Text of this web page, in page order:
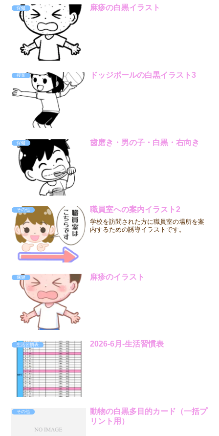
保健 麻疹の白黒イラスト
授業 ドッジボールの白黒イラスト3
保健 歯磨き・男の子・白黒・右向き
その他 職員室への案内イラスト2
学校を訪問された方に職員室の場所を案
内するための誘導イラストです。
保健 麻疹のイラスト
生活習慣表 2026-6月-生活習慣表
その他
動物の白黒多目的カード（一括プ
リント用）